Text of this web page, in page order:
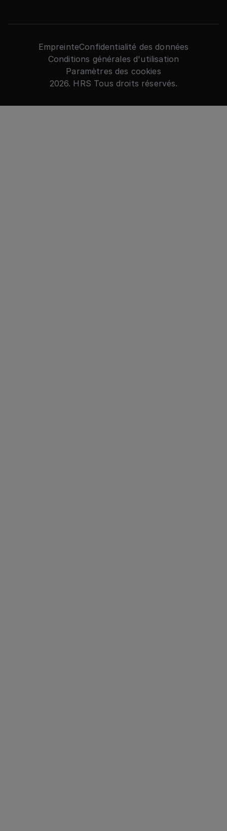
2026. HRS Tous droits réservés.
EmpreinteConfidentialité des données
Conditions générales d'utilisation
Paramètres des cookies